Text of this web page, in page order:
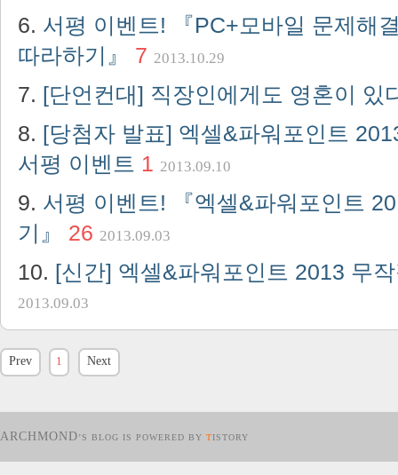
서평 이벤트! 『PC+모바일 문제해
따라하기』 7 2013.10.29
[단언컨대] 직장인에게도 영혼이 있
[당첨자 발표] 엑셀&파워포인트
서평 이벤트 1 2013.09.10
서평 이벤트! 『엑셀&파워포인트
기』 26 2013.09.03
[신간] 엑셀&파워포인트 2013 무
2013.09.03
Prev 1 Next
ARCHMOND’S BLOG IS POWERED BY TISTORY